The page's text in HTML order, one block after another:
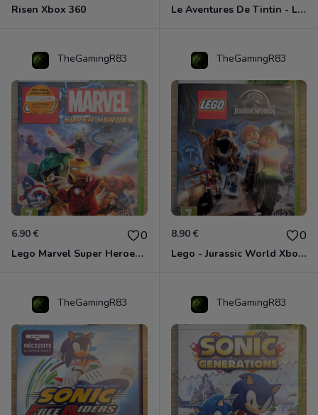
Risen Xbox 360 Le Aventures De Tintin - Le Secret De La Licorne Xbox 360
TheGamingR83
6.90 € 0
Lego Marvel Super Heroes Xbox 360
TheGamingR83
8.90 € 0
Lego - Jurassic World Xbox 360
TheGamingR83 TheGamingR83